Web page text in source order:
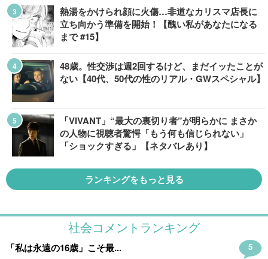
熱湯をかけられ顔に火傷…非道なカリスマ店長に
立ち向かう準備を開始！【醜い私があなたになる
まで #15】
48歳。性交渉は週2回するけど、まだイッたことが
ない【40代、50代の性のリアル・GWスペシャル】
「VIVANT」“最大の裏切り者”が明らかに まさか
の人物に視聴者驚愕「もう何も信じられない」
「ショックすぎる」【ネタバレあり】
ランキングをもっと見る